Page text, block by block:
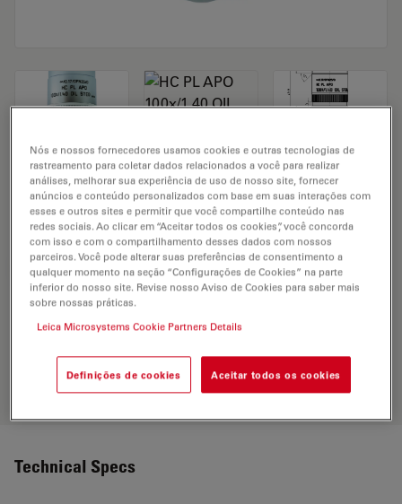
Microscope Objective HC PL APO
100x/1,40 OIL STED WHITE
SOLICITAÇÃO DE ORÇAMENTO
Discover the perfect solution. Explore
alternatives, and find the best fit for
your needs.
Technical Specs
Nós e nossos fornecedores usamos cookies e outras tecnologias de
rastreamento para coletar dados relacionados a você para realizar
análises, melhorar sua experiência de uso de nosso site, fornecer
anúncios e conteúdo personalizados com base em suas interações com
esses e outros sites e permitir que você compartilhe conteúdo nas
redes sociais. Ao clicar em “Aceitar todos os cookies”, você concorda
com isso e com o compartilhamento desses dados com nossos
parceiros. Você pode alterar suas preferências de consentimento a
qualquer momento na seção “Configurações de Cookies” na parte
inferior do nosso site. Revise nosso Aviso de Cookies para saber mais
sobre nossas práticas.
Leica Microsystems Cookie Partners Details
Definições de cookies Aceitar todos os cookies